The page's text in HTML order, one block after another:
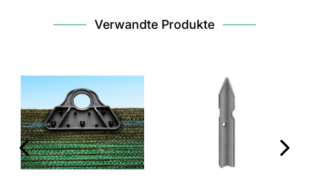
Verwandte Produkte